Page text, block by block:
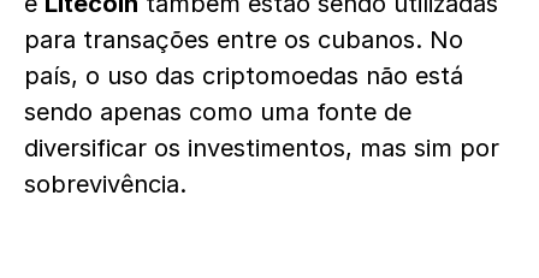
para transações entre os cubanos. No
país, o uso das criptomoedas não está
sendo apenas como uma fonte de
diversificar os investimentos, mas sim por
sobrevivência.